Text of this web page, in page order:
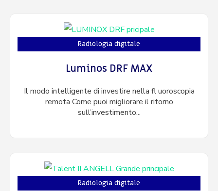
Radiologia digitale
Luminos DRF MAX
Il modo intelligente di investire nella fl uoroscopia
remota Come puoi migliorare il ritorno
sull’investimento...
Radiologia digitale